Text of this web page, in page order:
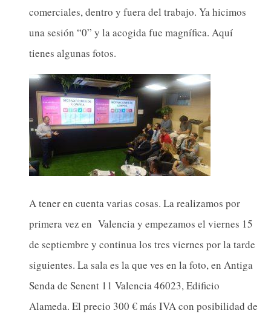
comerciales, dentro y fuera del trabajo. Ya hicimos
una sesión “0” y la acogida fue magnífica. Aquí
tienes algunas fotos.
A tener en cuenta varias cosas. La realizamos por
primera vez en Valencia y empezamos el viernes 15
de septiembre y continua los tres viernes por la tarde
siguientes. La sala es la que ves en la foto, en Antiga
Senda de Senent 11 Valencia 46023, Edificio
Alameda. El precio 300 € más IVA con posibilidad de